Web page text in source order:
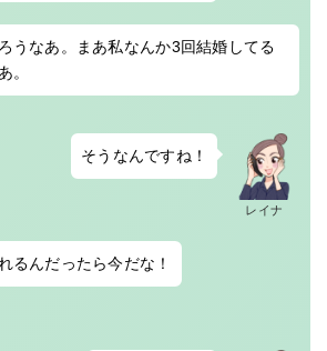
うなあ。まあ私なんか3回結婚してる
。
レイナ
そうなんですね！
るんだったら今だな！